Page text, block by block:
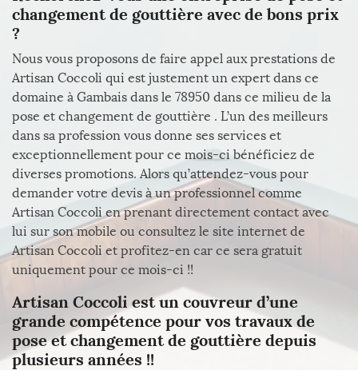
changement de gouttière avec de bons prix
?
Nous vous proposons de faire appel aux prestations de
Artisan Coccoli qui est justement un expert dans ce
domaine à Gambais dans le 78950 dans ce milieu de la
pose et changement de gouttière . L’un des meilleurs
dans sa profession vous donne ses services et
exceptionnellement pour ce mois-ci bénéficiez de
diverses promotions. Alors qu’attendez-vous pour
demander votre devis à un professionnel comme
Artisan Coccoli en prenant directement contact avec
lui sur son mobile ou consultez le site internet de
Artisan Coccoli et profitez-en car ce sera gratuit
uniquement pour ce mois-ci !!
Artisan Coccoli est un couvreur d’une
grande compétence pour vos travaux de
pose et changement de gouttière depuis
plusieurs années !!